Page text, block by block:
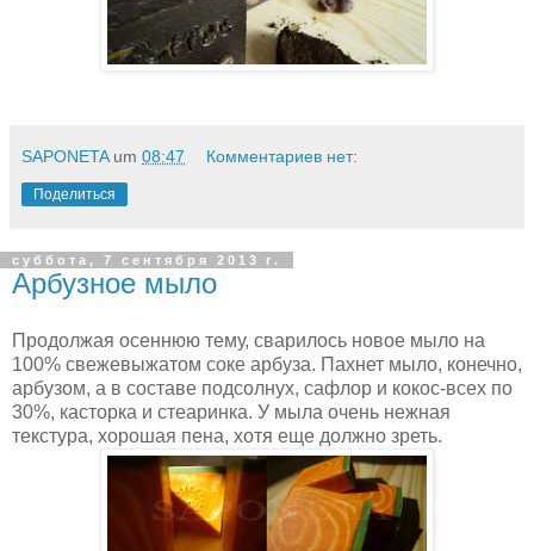
SAPONETA um 08:47 Комментариев нет:
Поделиться
суббота, 7 сентября 2013 г.
Арбузное мыло
Продолжая осеннюю тему, сварилось новое мыло на
100% свежевыжатом соке арбуза. Пахнет мыло, конечно,
арбузом, а в составе подсолнух, сафлор и кокос-всех по
30%, касторка и стеаринка. У мыла очень нежная
текстура, хорошая пена, хотя еще должно зреть.